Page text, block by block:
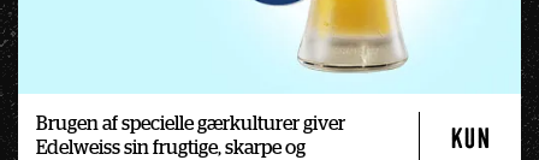
Brugen af specielle gærkulturer giver
Edelweiss sin frugtige, skarpe og
kun